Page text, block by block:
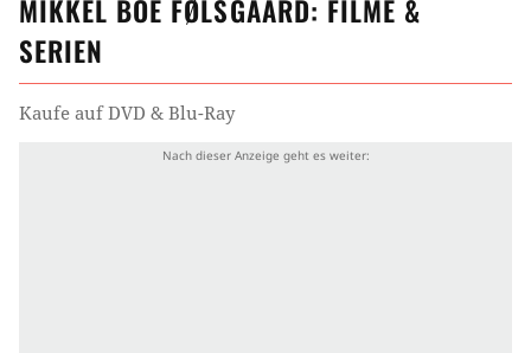
MIKKEL BOE FØLSGAARD: FILME &
SERIEN
Kaufe auf DVD & Blu-Ray